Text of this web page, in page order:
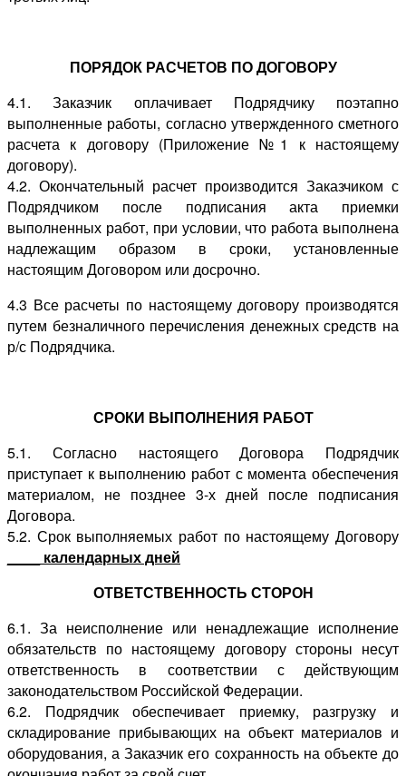
ПОРЯДОК РАСЧЕТОВ ПО ДОГОВОРУ
4.1. Заказчик оплачивает Подрядчику поэтапно
выполненные работы, согласно утвержденного сметного
расчета к договору (Приложение №1 к настоящему
договору).
4.2. Окончательный расчет производится Заказчиком с
Подрядчиком после подписания акта приемки
выполненных работ, при условии, что работа выполнена
надлежащим образом в сроки, установленные
настоящим Договором или досрочно.
4.3 Все расчеты по настоящему договору производятся
путем безналичного перечисления денежных средств на
р/с Подрядчика.
СРОКИ ВЫПОЛНЕНИЯ РАБОТ
5.1. Согласно настоящего Договора Подрядчик
приступает к выполнению работ с момента обеспечения
материалом, не позднее 3-х дней после подписания
Договора.
5.2. Срок выполняемых работ по настоящему Договору
____ календарных дней
ОТВЕТСТВЕННОСТЬ СТОРОН
6.1. За неисполнение или ненадлежащие исполнение
обязательств по настоящему договору стороны несут
ответственность в соответствии с действующим
законодательством Российской Федерации.
6.2. Подрядчик обеспечивает приемку, разгрузку и
складирование прибывающих на объект материалов и
оборудования, а Заказчик его сохранность на объекте до